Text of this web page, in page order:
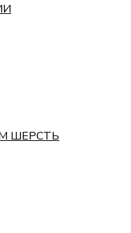
ШЕРСТЬ